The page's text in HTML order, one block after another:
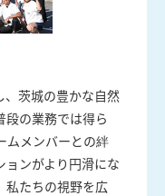
、茨城の豊かな自然
段の業務では得ら
ムメンバーとの絆
ョンがより円滑にな
私たちの視野を広